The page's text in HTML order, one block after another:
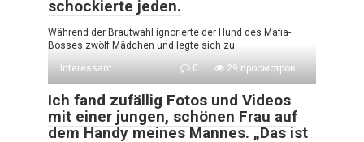
schockierte jeden.
Während der Brautwahl ignorierte der Hund des Mafia-
Bosses zwölf Mädchen und legte sich zu
Interessant
0 29 просмотров
Ich fand zufällig Fotos und Videos
mit einer jungen, schönen Frau auf
dem Handy meines Mannes. „Das ist